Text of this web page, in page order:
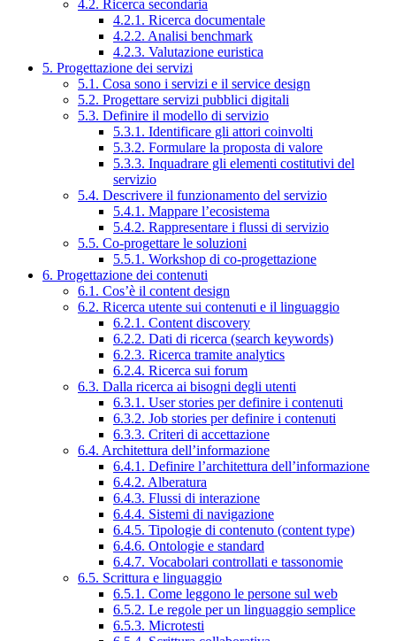
4.2. Ricerca secondaria
4.2.1. Ricerca documentale
4.2.2. Analisi benchmark
4.2.3. Valutazione euristica
5. Progettazione dei servizi
5.1. Cosa sono i servizi e il service design
5.2. Progettare servizi pubblici digitali
5.3. Definire il modello di servizio
5.3.1. Identificare gli attori coinvolti
5.3.2. Formulare la proposta di valore
5.3.3. Inquadrare gli elementi costitutivi del
servizio
5.4. Descrivere il funzionamento del servizio
5.4.1. Mappare l’ecosistema
5.4.2. Rappresentare i flussi di servizio
5.5. Co-progettare le soluzioni
5.5.1. Workshop di co-progettazione
6. Progettazione dei contenuti
6.1. Cos’è il content design
6.2. Ricerca utente sui contenuti e il linguaggio
6.2.1. Content discovery
6.2.2. Dati di ricerca (search keywords)
6.2.3. Ricerca tramite analytics
6.2.4. Ricerca sui forum
6.3. Dalla ricerca ai bisogni degli utenti
6.3.1. User stories per definire i contenuti
6.3.2. Job stories per definire i contenuti
6.3.3. Criteri di accettazione
6.4. Architettura dell’informazione
6.4.1. Definire l’architettura dell’informazione
6.4.2. Alberatura
6.4.3. Flussi di interazione
6.4.4. Sistemi di navigazione
6.4.5. Tipologie di contenuto (content type)
6.4.6. Ontologie e standard
6.4.7. Vocabolari controllati e tassonomie
6.5. Scrittura e linguaggio
6.5.1. Come leggono le persone sul web
6.5.2. Le regole per un linguaggio semplice
6.5.3. Microtesti